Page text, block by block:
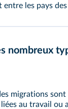
entre les pays des
nombreux
migrations sont
au travail ou